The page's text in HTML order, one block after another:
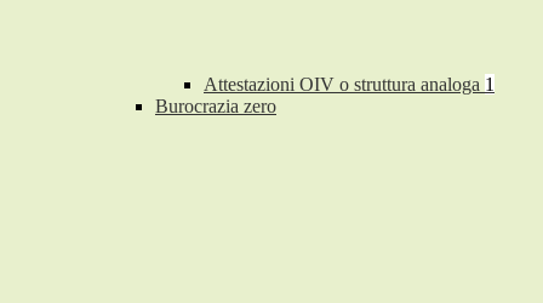
Attestazioni OIV o struttura analoga 1
Burocrazia zero